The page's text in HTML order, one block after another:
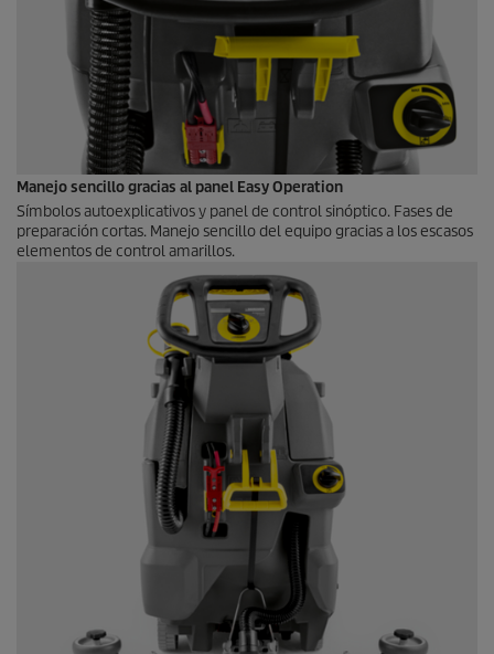
Manejo sencillo gracias al panel Easy Operation
Símbolos autoexplicativos y panel de control sinóptico. Fases de
preparación cortas. Manejo sencillo del equipo gracias a los escasos
elementos de control amarillos.